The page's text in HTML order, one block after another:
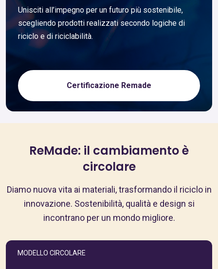
Unisciti all’impegno per un futuro più sostenibile,
scegliendo prodotti realizzati secondo logiche di
riciclo e di riciclabilità.
Certificazione Remade
ReMade: il cambiamento è
circolare
Diamo nuova vita ai materiali, trasformando il riciclo in
innovazione. Sostenibilità, qualità e design si
incontrano per un mondo migliore.
MODELLO CIRCOLARE